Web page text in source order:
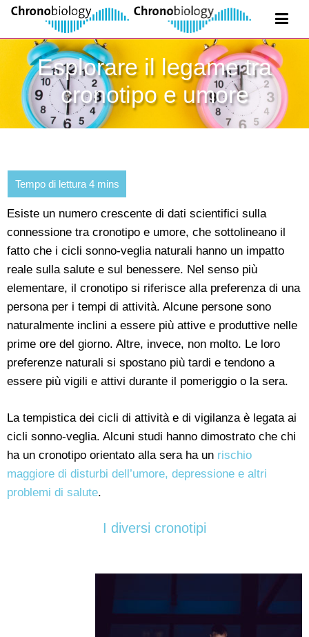
Esplorare il legame tra
cronotipo e umore
Esiste un numero crescente di dati scientifici sulla
connessione tra cronotipo e umore, che sottolineano il
fatto che i cicli sonno-veglia naturali hanno un impatto
reale sulla salute e sul benessere. Nel senso più
elementare, il cronotipo si riferisce alla preferenza di una
persona per i tempi di attività. Alcune persone sono
naturalmente inclini a essere più attive e produttive nelle
prime ore del giorno. Altre, invece, non molto. Le loro
preferenze naturali si spostano più tardi e tendono a
essere più vigili e attivi durante il pomeriggio o la sera.
La tempistica dei cicli di attività e di vigilanza è legata ai
cicli sonno-veglia. Alcuni studi hanno dimostrato che chi
ha un cronotipo orientato alla sera ha un rischio
maggiore di disturbi dell’umore, depressione e altri
problemi di salute.
I diversi cronotipi